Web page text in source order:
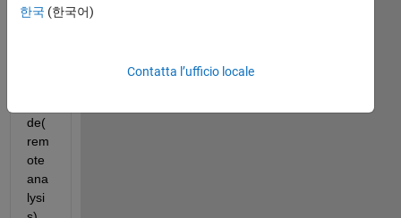
rov
de(
rem
ote
ana
lysi
한국 (한국어)
Contatta l’ufficio locale